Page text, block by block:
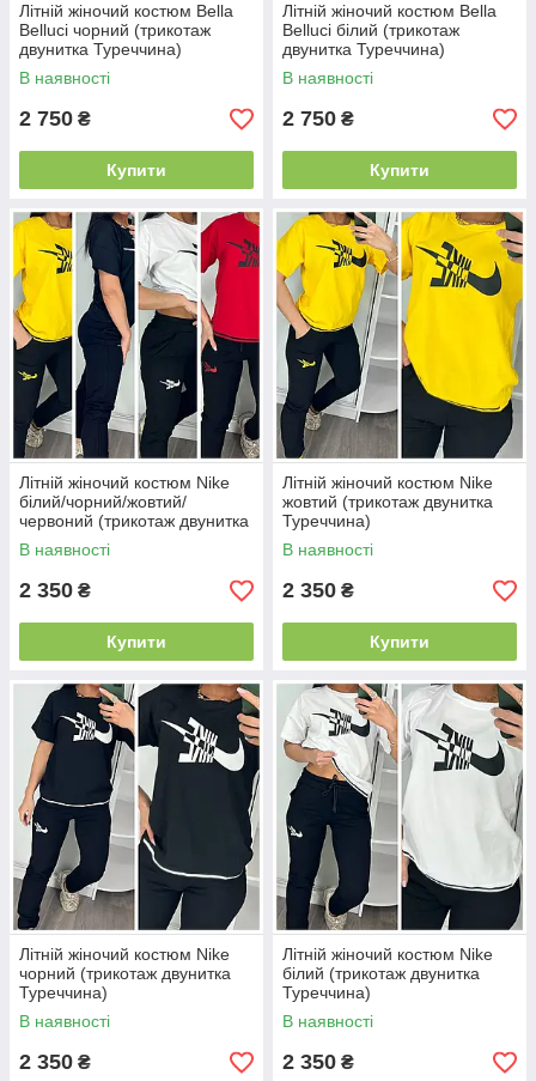
Літній жіночий костюм Bella
Belluci чорний (трикотаж
двунитка Туреччина)
В наявності
2 750 ₴
Купити
Літній жіночий костюм Bella
Belluci білий (трикотаж
двунитка Туреччина)
В наявності
2 750 ₴
Купити
Літній жіночий костюм Nike
білий/чорний/жовтий/
червоний (трикотаж двунитка
Туреччина)
В наявності
2 350 ₴
Купити
Літній жіночий костюм Nike
жовтий (трикотаж двунитка
Туреччина)
В наявності
2 350 ₴
Купити
Літній жіночий костюм Nike
чорний (трикотаж двунитка
Туреччина)
В наявності
2 350 ₴
Літній жіночий костюм Nike
білий (трикотаж двунитка
Туреччина)
В наявності
2 350 ₴